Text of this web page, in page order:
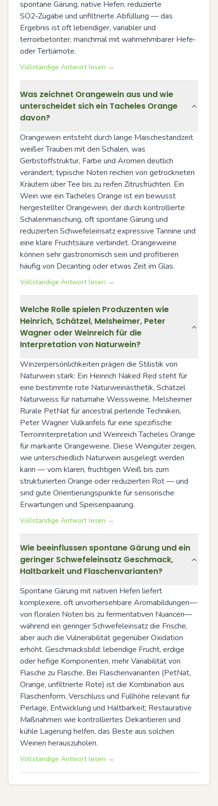
spontane Gärung, native Hefen, reduzierte
SO2‑Zugabe und unfiltrierte Abfüllung — das
Ergebnis ist oft lebendiger, variabler und
terroirbetonter, manchmal mit wahrnehmbarer Hefe‑
oder Tertiärnote.
Vollständige Antwort lesen →
Was zeichnet Orangewein aus und wie
unterscheidet sich ein Tacheles Orange
davon?
Orangewein entsteht durch lange Maischestandzeit
weißer Trauben mit den Schalen, was
Gerbstoffstruktur, Farbe und Aromen deutlich
verändert; typische Noten reichen von getrockneten
Kräutern über Tee bis zu reifen Zitrusfrüchten. Ein
Wein wie ein Tacheles Orange ist ein bewusst
hergestellter Orangewein, der durch kontrollierte
Schalenmaischung, oft spontane Gärung und
reduzierten Schwefeleinsatz expressive Tannine und
eine klare Fruchtsäure verbindet. Orangeweine
können sehr gastronomisch sein und profitieren
häufig von Decanting oder etwas Zeit im Glas.
Vollständige Antwort lesen →
Welche Rolle spielen Produzenten wie
Heinrich, Schätzel, Melsheimer, Peter
Wagner oder Weinreich für die
Interpretation von Naturwein?
Winzerpersönlichkeiten prägen die Stilistik von
Naturwein stark: Ein Heinrich Naked Red steht für
eine bestimmte rote Naturweinästhetik, Schätzel
Naturweiss für naturnahe Weissweine, Melsheimer
Rurale PetNat für ancestral perlende Techniken,
Peter Wagner Vulkanfels für eine spezifische
Terroirinterpretation und Weinreich Tacheles Orange
für markante Orangeweine. Diese Weingüter zeigen,
wie unterschiedlich Naturwein ausgelegt werden
kann — vom klaren, fruchtigen Weiß bis zum
strukturierten Orange oder reduzierten Rot — und
sind gute Orientierungspunkte für sensorische
Erwartungen und Speisenpaarung.
Vollständige Antwort lesen →
Wie beeinflussen spontane Gärung und ein
geringer Schwefeleinsatz Geschmack,
Haltbarkeit und Flaschenvarianten?
Spontane Gärung mit nativen Hefen liefert
komplexere, oft unvorhersehbare Aromabildungen—
von floralen Noten bis zu fermentativen Nuancen—
während ein geringer Schwefeleinsatz die Frische,
aber auch die Vulnerabilität gegenüber Oxidation
erhöht. Geschmacksbild: lebendige Frucht, erdige
oder hefige Komponenten, mehr Variabilität von
Flasche zu Flasche. Bei Flaschenvarianten (PetNat,
Orange, unfiltrierte Rote) ist die Kombination aus
Flaschenform, Verschluss und Füllhöhe relevant für
Perlage, Entwicklung und Haltbarkeit; Restaurative
Maßnahmen wie kontrolliertes Dekantieren und
kühle Lagerung helfen, das Beste aus solchen
Weinen herauszuholen.
Vollständige Antwort lesen →